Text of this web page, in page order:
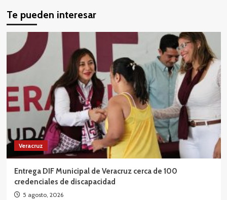
Te pueden interesar
Veracruz
Entrega DIF Municipal de Veracruz cerca de 100
credenciales de discapacidad
5 agosto, 2026